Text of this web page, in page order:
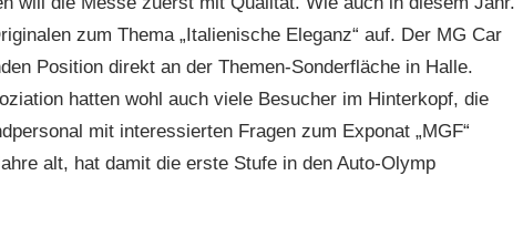
zum Thema „Italienische Eleganz“ auf. Der MG Car
Position direkt an der Themen-Sonderfläche in Halle.
hatten wohl auch viele Besucher im Hinterkopf, die
mit interessierten Fragen zum Exponat „MGF“
alt, hat damit die erste Stufe in den Auto-Olymp